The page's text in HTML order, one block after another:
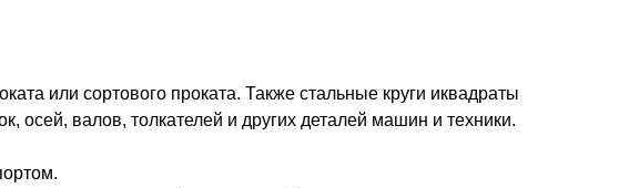
или сортового проката. Также стальные круги иквадраты
осей, валов, толкателей и других деталей машин и техники.